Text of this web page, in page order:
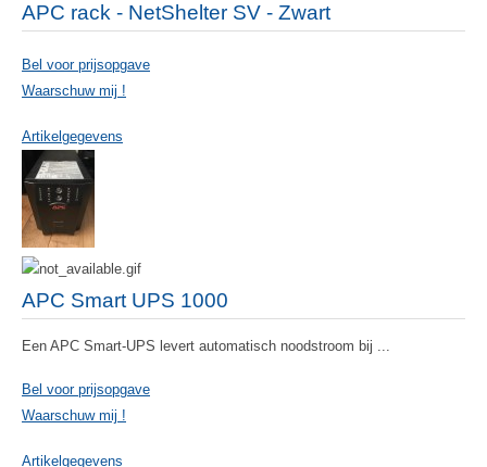
APC rack - NetShelter SV - Zwart
Bel voor prijsopgave
Waarschuw mij !
Artikelgegevens
APC Smart UPS 1000
Een APC Smart-UPS levert automatisch noodstroom bij ...
Bel voor prijsopgave
Waarschuw mij !
Artikelgegevens